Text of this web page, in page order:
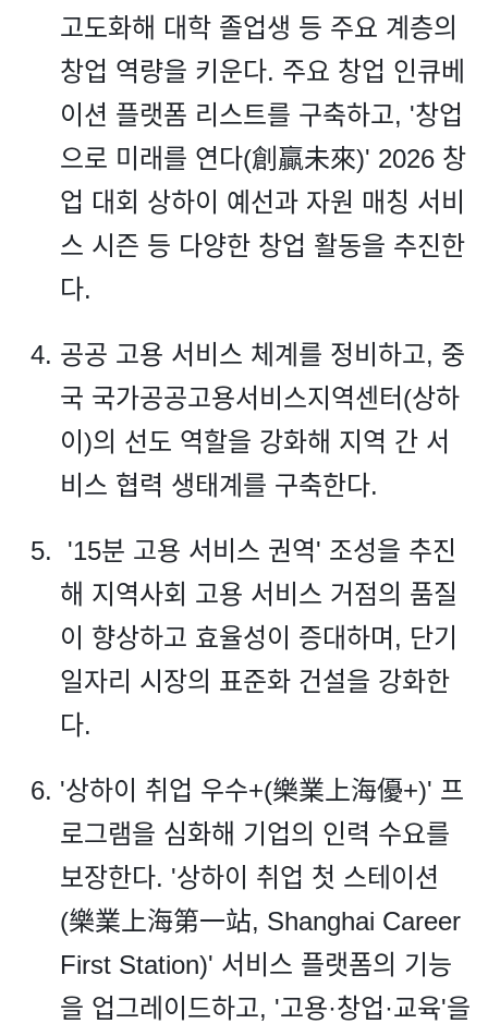
고도화해 대학 졸업생 등 주요 계층의
창업 역량을 키운다. 주요 창업 인큐베
이션 플랫폼 리스트를 구축하고, '창업
으로 미래를 연다(創贏未來)' 2026 창
업 대회 상하이 예선과 자원 매칭 서비
스 시즌 등 다양한 창업 활동을 추진한
다.
공공 고용 서비스 체계를 정비하고, 중
국 국가공공고용서비스지역센터(상하
이)의 선도 역할을 강화해 지역 간 서
비스 협력 생태계를 구축한다.
'15분 고용 서비스 권역' 조성을 추진
해 지역사회 고용 서비스 거점의 품질
이 향상하고 효율성이 증대하며, 단기
일자리 시장의 표준화 건설을 강화한
다.
'상하이 취업 우수+(樂業上海優+)' 프
로그램을 심화해 기업의 인력 수요를
보장한다. '상하이 취업 첫 스테이션
(樂業上海第一站, Shanghai Career
First Station)' 서비스 플랫폼의 기능
을 업그레이드하고, '고용·창업·교육'을